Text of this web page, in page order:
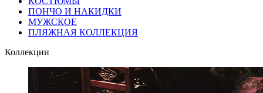
ПОНЧО И НАКИДКИ
МУЖСКОЕ
ПЛЯЖНАЯ КОЛЛЕКЦИЯ
Коллекции